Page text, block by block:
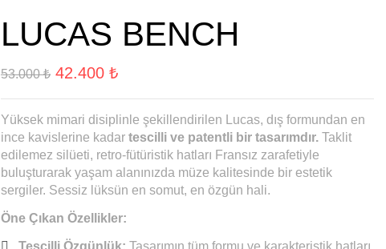
LUCAS BENCH
53.000₺ 42.400 ₺
Yüksek mimari disiplinle şekillendirilen Lucas, dış formundan en
ince kavislerine kadar tescilli ve patentli bir tasarımdır.Taklit
edilemez silüeti, retro-fütüristik hatları Fransız zarafetiyle
buluşturarak yaşam alanınızda müze kalitesinde bir estetik
sergiler. Sessiz lüksün en somut, en özgün hali.
Öne Çıkan Özellikler:
Tescilli Özgünlük: Tasarımın tüm formu ve karakteristik hatları